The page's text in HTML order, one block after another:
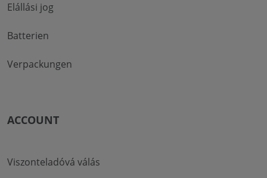
Elállási jog
Batterien
Verpackungen
ACCOUNT
Viszonteladóvá válás